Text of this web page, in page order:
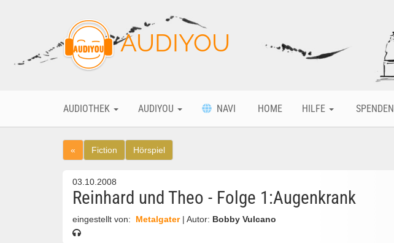
AUDIYOU
AUDIOTHEK AUDIYOU NAVI HOME HILFE SPENDEN
« Fiction Hörspiel
03.10.2008
Reinhard und Theo - Folge 1:Augenkrank
eingestellt von: Metalgater | Autor: Bobby Vulcano